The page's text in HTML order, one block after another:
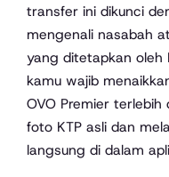
transfer ini dikunci
mengenali nasabah
yang ditetapkan oleh
kamu wajib
OVO Premier
foto KTP asli dan
langsung di dalam